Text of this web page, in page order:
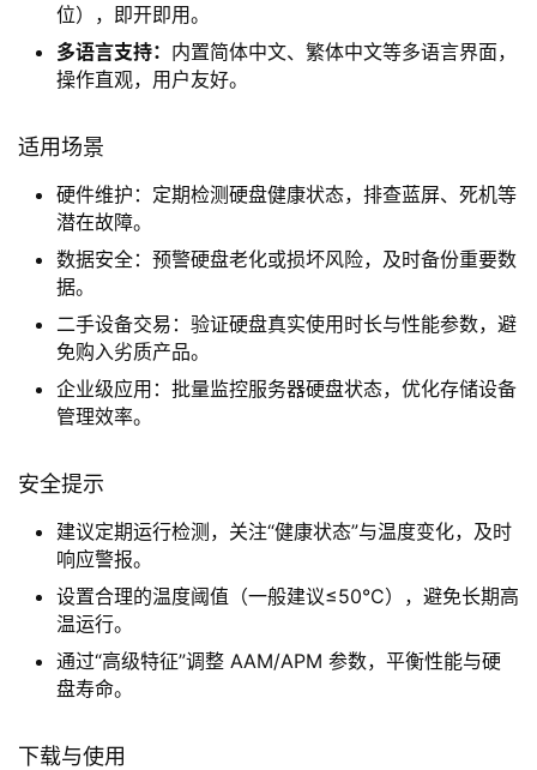
位），即开即用。
多语言支持： 内置简体中文、繁体中文等多语言界面，
操作直观，用户友好。
适用场景
硬件维护：定期检测硬盘健康状态，排查蓝屏、死机等
潜在故障。
数据安全：预警硬盘老化或损坏风险，及时备份重要数
据。
二手设备交易：验证硬盘真实使用时长与性能参数，避
免购入劣质产品。
企业级应用：批量监控服务器硬盘状态，优化存储设备
管理效率。
安全提示
建议定期运行检测，关注“健康状态”与温度变化，及时
响应警报。
设置合理的温度阈值（一般建议≤50°C），避免长期高
温运行。
通过“高级特征”调整 AAM/APM 参数，平衡性能与硬
盘寿命。
下载与使用